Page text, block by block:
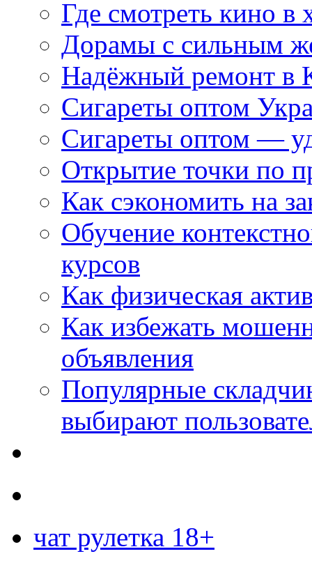
Где смотреть кино в
Дорамы с сильным
Надёжный ремонт в
Сигареты оптом
Сигареты оптом —
Открытие точки по
Как сэкономить на
Обучение
курсов
Как физическая
Как избежать
объявления
Популярные
выбирают
чат рулетка 18+